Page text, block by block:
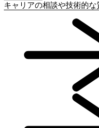
キャリアの相談や技術的な